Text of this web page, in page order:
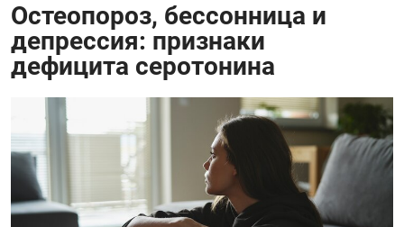
Остеопороз, бессонница и
депрессия: признаки
дефицита серотонина